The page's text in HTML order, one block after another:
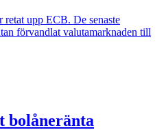
upp ECB. De senaste
förvandlat valutamarknaden till
bolåneränta